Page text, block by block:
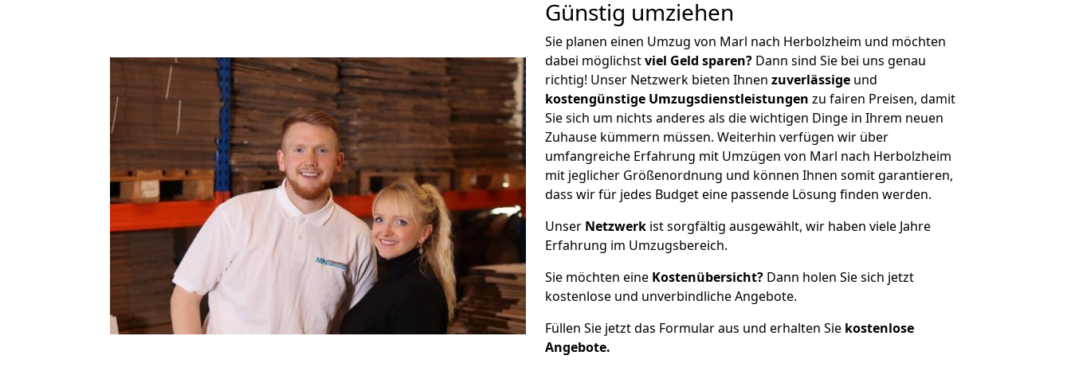
Günstig umziehen
Sie planen einen Umzug von Marl nach Herbolzheim und möchten
dabei möglichstviel Geld sparen? Dann sind Sie bei uns genau
richtig! Unser Netzwerk bieten Ihnen zuverlässige und
kostengünstige Umzugsdienstleistungen zu fairen Preisen, damit
Sie sich um nichts anderes als die wichtigen Dinge in Ihrem neuen
Zuhause kümmern müssen. Weiterhin verfügen wir über
umfangreiche Erfahrung mit Umzügen von Marl nach Herbolzheim
mit jeglicher Größenordnung und können Ihnen somit garantieren,
dass wir für jedes Budget eine passende Lösung finden werden.
Unser Netzwerk ist sorgfältig ausgewählt, wir haben viele Jahre
Erfahrung im Umzugsbereich.
Sie möchten eine Kostenübersicht? Dann holen Sie sich jetzt
kostenlose und unverbindliche Angebote.
Füllen Sie jetzt das Formular aus und erhalten Sie kostenlose
Angebote.